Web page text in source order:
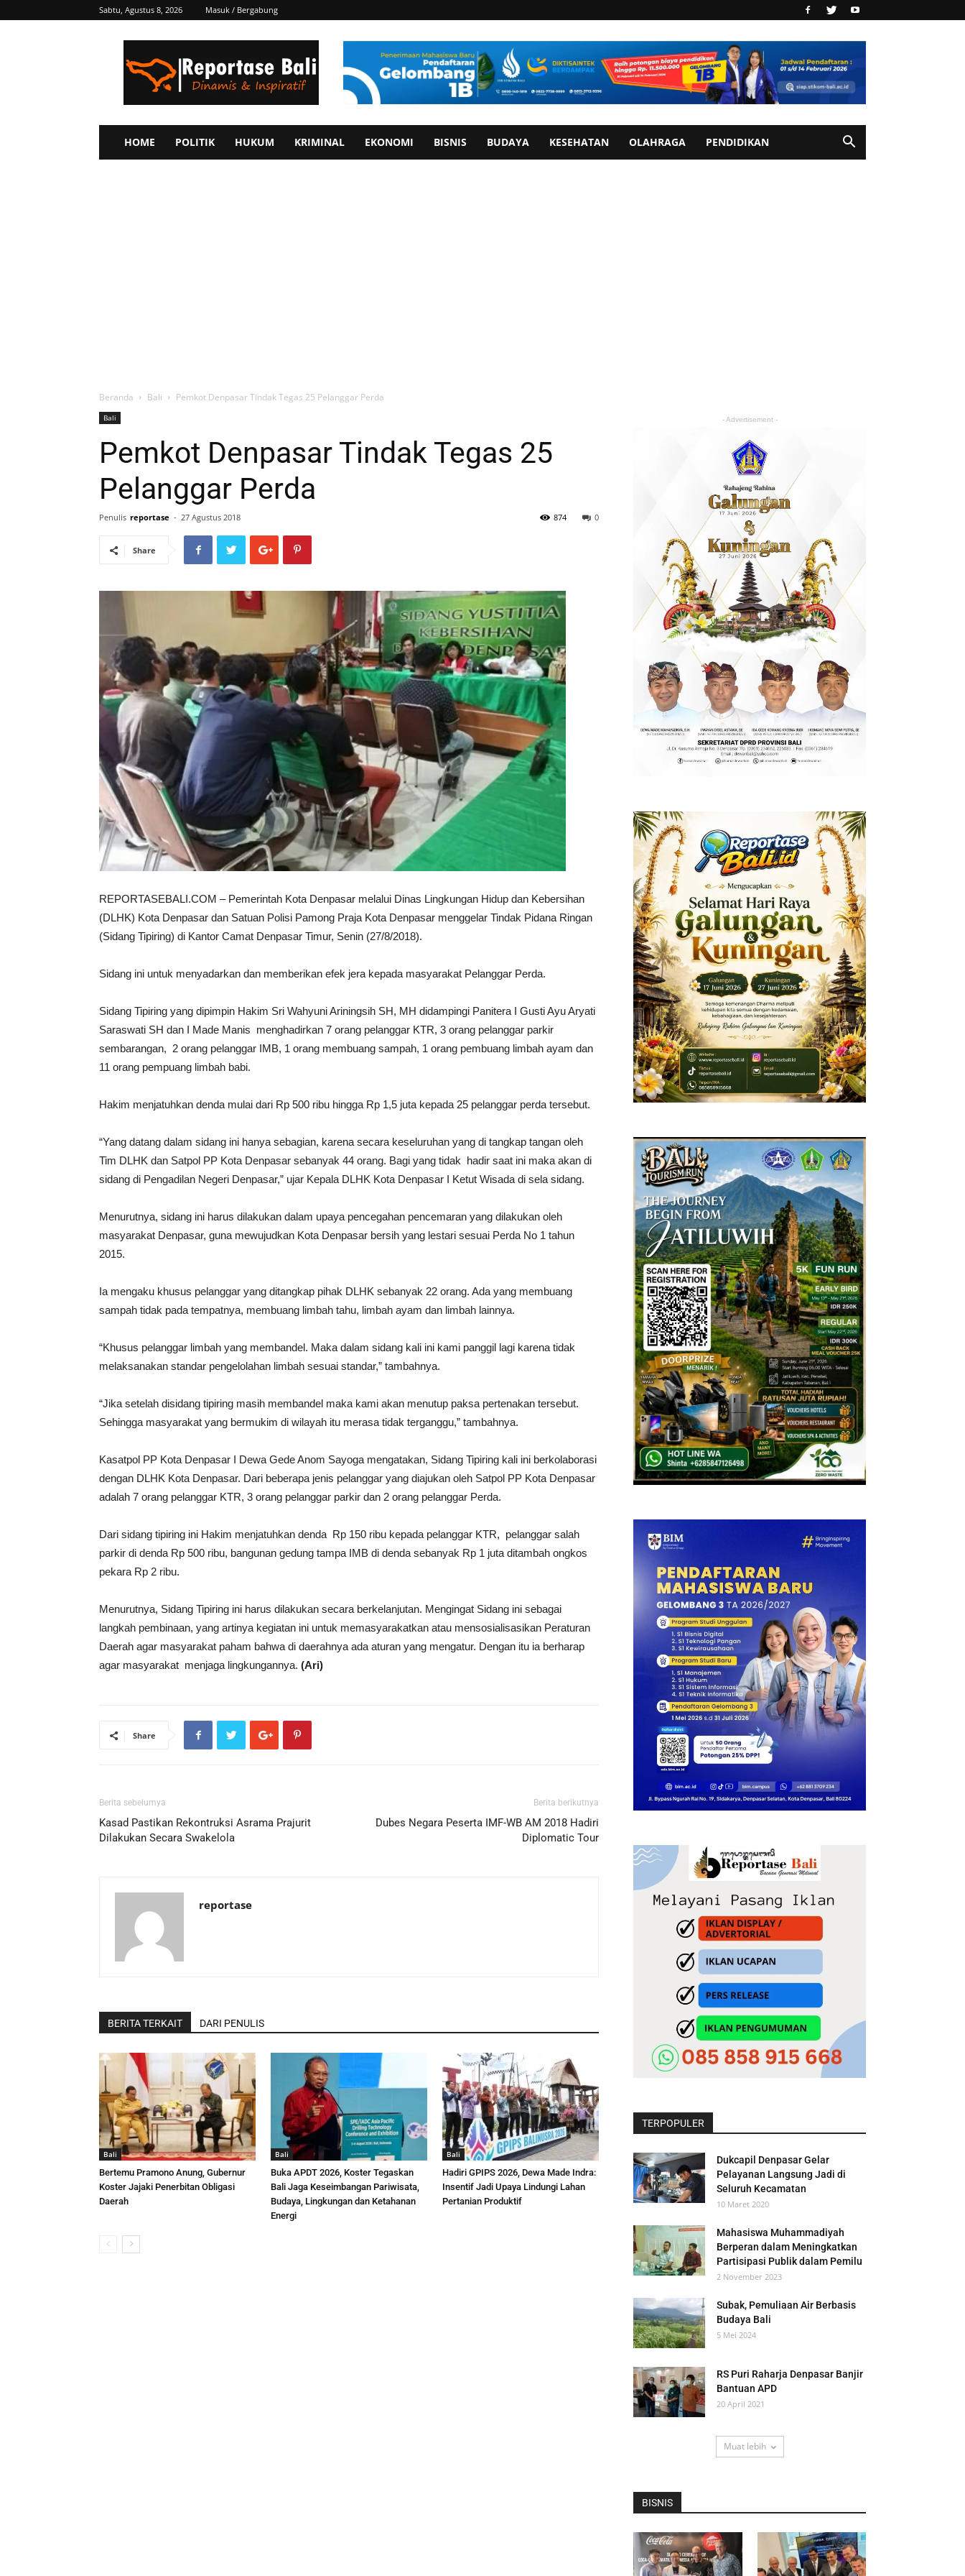
Sabtu, Agustus 8, 2026 Masuk / Bergabung
Bali
HOME POLITIK HUKUM KRIMINAL EKONOMI BISNIS BUDAYA KESEHATAN OLAHRAGA PENDIDIKAN
Beranda Bali Pemkot Denpasar Tindak Tegas 25 Pelanggar Perda
Bali
Pemkot Denpasar Tindak Tegas 25
Pelanggar Perda
Penulis reportase - 27 Agustus 2018 0
874
Share
REPORTASEBALI.COM – Pemerintah Kota Denpasar melalui Dinas Lingkungan Hidup dan Kebersihan
(DLHK) Kota Denpasar dan Satuan Polisi Pamong Praja Kota Denpasar menggelar Tindak Pidana Ringan
(Sidang Tipiring) di Kantor Camat Denpasar Timur, Senin (27/8/2018).
Sidang ini untuk menyadarkan dan memberikan efek jera kepada masyarakat Pelanggar Perda.
Sidang Tipiring yang dipimpin Hakim Sri Wahyuni Ariningsih SH, MH didampingi Panitera I Gusti Ayu Aryati
Saraswati SH dan I Made Manis menghadirkan 7 orang pelanggar KTR, 3 orang pelanggar parkir
sembarangan, 2 orang pelanggar IMB, 1 orang membuang sampah, 1 orang pembuang limbah ayam dan
11 orang pempuang limbah babi.
Hakim menjatuhkan denda mulai dari Rp 500 ribu hingga Rp 1,5 juta kepada 25 pelanggar perda tersebut.
“Yang datang dalam sidang ini hanya sebagian, karena secara keseluruhan yang di tangkap tangan oleh
Tim DLHK dan Satpol PP Kota Denpasar sebanyak 44 orang. Bagi yang tidak hadir saat ini maka akan di
sidang di Pengadilan Negeri Denpasar,” ujar Kepala DLHK Kota Denpasar I Ketut Wisada di sela sidang.
Menurutnya, sidang ini harus dilakukan dalam upaya pencegahan pencemaran yang dilakukan oleh
masyarakat Denpasar, guna mewujudkan Kota Denpasar bersih yang lestari sesuai Perda No 1 tahun
2015.
Ia mengaku khusus pelanggar yang ditangkap pihak DLHK sebanyak 22 orang. Ada yang membuang
sampah tidak pada tempatnya, membuang limbah tahu, limbah ayam dan limbah lainnya.
“Khusus pelanggar limbah yang membandel. Maka dalam sidang kali ini kami panggil lagi karena tidak
melaksanakan standar pengelolahan limbah sesuai standar,” tambahnya.
“Jika setelah disidang tipiring masih membandel maka kami akan menutup paksa pertenakan tersebut.
Sehingga masyarakat yang bermukim di wilayah itu merasa tidak terganggu,” tambahnya.
Kasatpol PP Kota Denpasar I Dewa Gede Anom Sayoga mengatakan, Sidang Tipiring kali ini berkolaborasi
dengan DLHK Kota Denpasar. Dari beberapa jenis pelanggar yang diajukan oleh Satpol PP Kota Denpasar
adalah 7 orang pelanggar KTR, 3 orang pelanggar parkir dan 2 orang pelanggar Perda.
Dari sidang tipiring ini Hakim menjatuhkan denda Rp 150 ribu kepada pelanggar KTR, pelanggar salah
parkir di denda Rp 500 ribu, bangunan gedung tampa IMB di denda sebanyak Rp 1 juta ditambah ongkos
pekara Rp 2 ribu.
Menurutnya, Sidang Tipiring ini harus dilakukan secara berkelanjutan. Mengingat Sidang ini sebagai
langkah pembinaan, yang artinya kegiatan ini untuk memasyarakatkan atau mensosialisasikan Peraturan
Daerah agar masyarakat paham bahwa di daerahnya ada aturan yang mengatur. Dengan itu ia berharap
agar masyarakat menjaga lingkungannya. (Ari)
Share
Berita sebelumya
Kasad Pastikan Rekontruksi Asrama Prajurit
Dilakukan Secara Swakelola
Berita berikutnya
Dubes Negara Peserta IMF-WB AM 2018 Hadiri
Diplomatic Tour
reportase
BERITA TERKAIT DARI PENULIS
Bali
Bertemu Pramono Anung, Gubernur
Koster Jajaki Penerbitan Obligasi
Daerah
Bali
Buka APDT 2026, Koster Tegaskan
Bali Jaga Keseimbangan Pariwisata,
Budaya, Lingkungan dan Ketahanan
Energi
Bali
Hadiri GPIPS 2026, Dewa Made Indra:
Insentif Jadi Upaya Lindungi Lahan
Pertanian Produktif
- Advertisement -
TERPOPULER
Dukcapil Denpasar Gelar
Pelayanan Langsung Jadi di
Seluruh Kecamatan
10 Maret 2020
Mahasiswa Muhammadiyah
Berperan dalam Meningkatkan
Partisipasi Publik dalam Pemilu
2 November 2023
Subak, Pemuliaan Air Berbasis
Budaya Bali
5 Mei 2024
RS Puri Raharja Denpasar Banjir
Bantuan APD
20 April 2021
Muat lebih
BISNIS